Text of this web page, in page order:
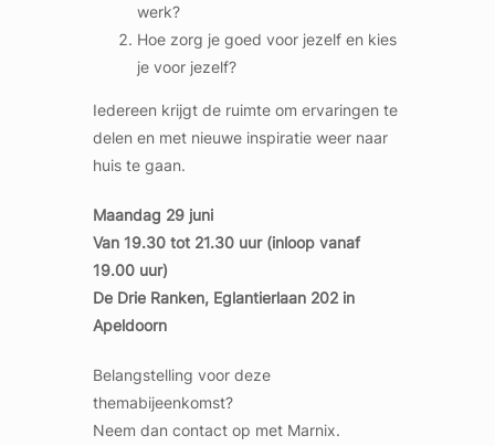
werk?
Hoe zorg je goed voor jezelf en kies
je voor jezelf?
Iedereen krijgt de ruimte om ervaringen te
delen en met nieuwe inspiratie weer naar
huis te gaan.
Maandag 29 juni
Van 19.30 tot 21.30 uur (inloop vanaf
19.00 uur)
De Drie Ranken, Eglantierlaan 202 in
Apeldoorn
Belangstelling voor deze
themabijeenkomst?
Neem dan contact op met Marnix.